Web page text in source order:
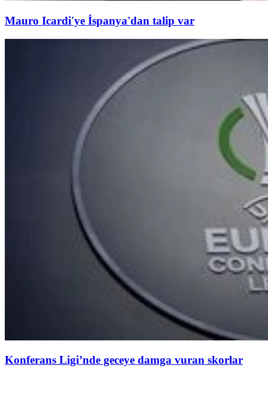
Mauro Icardi'ye İspanya'dan talip var
Konferans Ligi’nde geceye damga vuran skorlar